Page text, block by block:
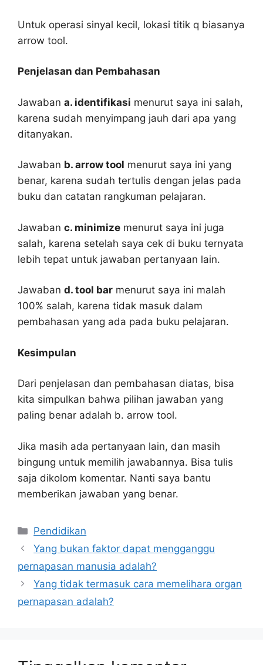
Untuk operasi sinyal kecil, lokasi titik q biasanya
arrow tool.
Penjelasan dan Pembahasan
Jawaban a. identifikasi menurut saya ini salah,
karena sudah menyimpang jauh dari apa yang
ditanyakan.
Jawaban b. arrow tool menurut saya ini yang
benar, karena sudah tertulis dengan jelas pada
buku dan catatan rangkuman pelajaran.
Jawaban c. minimize menurut saya ini juga
salah, karena setelah saya cek di buku ternyata
lebih tepat untuk jawaban pertanyaan lain.
Jawaban d. tool bar menurut saya ini malah
100% salah, karena tidak masuk dalam
pembahasan yang ada pada buku pelajaran.
Kesimpulan
Dari penjelasan dan pembahasan diatas, bisa
kita simpulkan bahwa pilihan jawaban yang
paling benar adalah b. arrow tool.
Jika masih ada pertanyaan lain, dan masih
bingung untuk memilih jawabannya. Bisa tulis
saja dikolom komentar. Nanti saya bantu
memberikan jawaban yang benar.
Kategori
Pendidikan
Yang bukan faktor dapat mengganggu
pernapasan manusia adalah?
Yang tidak termasuk cara memelihara organ
pernapasan adalah?